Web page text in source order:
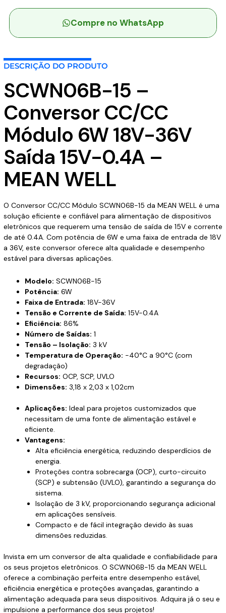
18V-
Saída
-
WELL
quantidade
Compre no WhatsApp
DESCRIÇÃO DO PRODUTO
SCWN06B-15 –
Conversor CC/CC
Módulo 6W 18V-36V
Saída 15V-0.4A –
MEAN WELL
O Conversor CC/CC Módulo SCWN06B-15 da MEAN WELL é uma
solução eficiente e confiável para alimentação de dispositivos
eletrônicos que requerem uma tensão de saída de 15V e corrente
de até 0.4A. Com potência de 6W e uma faixa de entrada de 18V
a 36V, este conversor oferece alta qualidade e desempenho
estável para diversas aplicações.
Modelo: SCWN06B-15
Potência: 6W
Faixa de Entrada: 18V-36V
Tensão e Corrente de Saída: 15V-0.4A
Eficiência: 86%
Número de Saídas: 1
Tensão – Isolação: 3 kV
Temperatura de Operação: -40°C a 90°C (com
degradação)
Recursos: OCP, SCP, UVLO
Dimensões: 3,18 x 2,03 x 1,02cm
Aplicações: Ideal para projetos customizados que
necessitam de uma fonte de alimentação estável e
eficiente.
Vantagens:
Alta eficiência energética, reduzindo desperdícios de
energia.
Proteções contra sobrecarga (OCP), curto-circuito
(SCP) e subtensão (UVLO), garantindo a segurança do
sistema.
Isolação de 3 kV, proporcionando segurança adicional
em aplicações sensíveis.
Compacto e de fácil integração devido às suas
dimensões reduzidas.
Invista em um conversor de alta qualidade e confiabilidade para
os seus projetos eletrônicos. O SCWN06B-15 da MEAN WELL
oferece a combinação perfeita entre desempenho estável,
eficiência energética e proteções avançadas, garantindo a
alimentação adequada para seus dispositivos. Adquira já o seu e
impulsione a performance dos seus projetos!